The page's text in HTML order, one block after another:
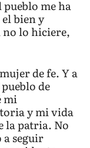
pueblo me ha
bien y
no lo hiciere,
de fe. Y a
de
mi
y mi vida
la patria. No
a seguir